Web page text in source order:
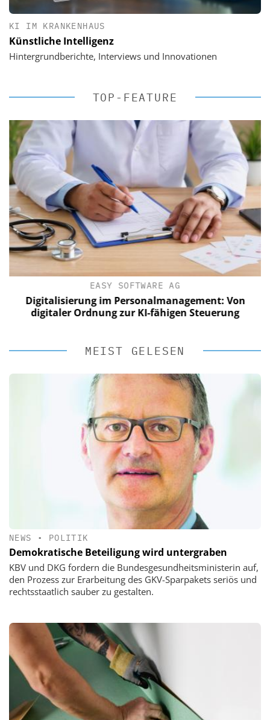
KI IM KRANKENHAUS
Künstliche Intelligenz
Hintergrundberichte, Interviews und Innovationen
TOP-FEATURE
EASY SOFTWARE AG
Digitalisierung im Personalmanagement: Von
digitaler Ordnung zur KI-fähigen Steuerung
MEIST GELESEN
NEWS • POLITIK
Demokratische Beteiligung wird untergraben
KBV und DKG fordern die Bundesgesundheitsministerin auf,
den Prozess zur Erarbeitung des GKV-Sparpakets seriös und
rechtsstaatlich sauber zu gestalten.